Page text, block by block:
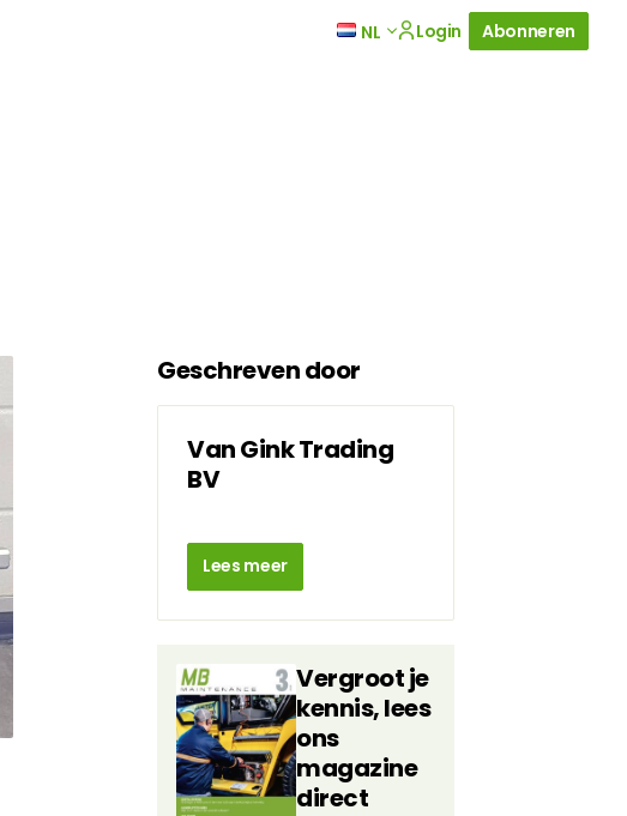
NL Login Abonneren
Geschreven door
Van Gink Trading
BV
Lees meer
Vergroot je
kennis, lees
ons
magazine
direct